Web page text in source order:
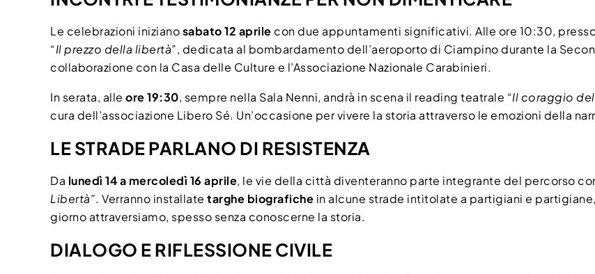
Le celebrazioni inizianosabato 12 aprile con due appuntamenti significativi. Alle ore 10:30,
“Il prezzo della libertà”, dedicata al bombardamento dell’aeroporto di Ciampino durante la
collaborazione con la Casa delle Culture e l’Associazione Nazionale Carabinieri.
In serata, alle ore 19:30, sempre nella Sala Nenni, andrà in scena il reading teatrale “Il coraggio
cura dell’associazione Libero Sé. Un’occasione per vivere la storia attraverso le emozioni della
LE STRADE PARLANO DI RESISTENZA
Da lunedì 14 a mercoledì 16 aprile, le vie della città diventeranno parte integrante del percorso
Libertà”. Verranno installate targhe biografiche in alcune strade intitolate a partigiani e
giorno attraversiamo, spesso senza conoscerne la storia.
DIALOGO E RIFLESSIONE CIVILE